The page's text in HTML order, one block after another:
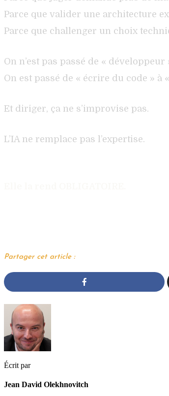
Parce que valider une architecture
Parce que challenger un choix
On n’est pas passé de « développeur
On est passé de « écrire du code » à
Et diriger, ça ne s’improvise pas.
L’IA ne remplace pas l’expertise.
Partager cet article :
Écrit par
Jean David Olekhnovitch